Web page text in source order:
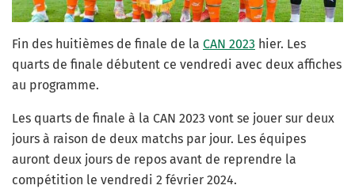
Fin des huitièmes de finale de la CAN 2023 hier. Les
quarts de finale débutent ce vendredi avec deux affiches
au programme.
Les quarts de finale à la CAN 2023 vont se jouer sur deux
jours à raison de deux matchs par jour. Les équipes
auront deux jours de repos avant de reprendre la
compétition le vendredi 2 février 2024.